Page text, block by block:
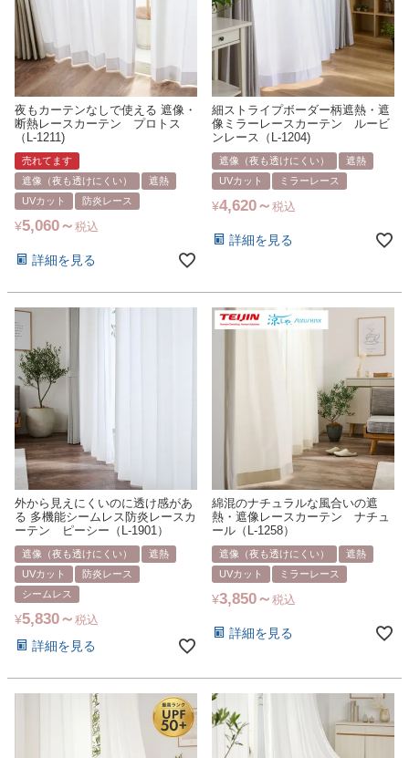
夜もカーテンなしで使える 遮像・
断熱レースカーテン プロトス
（L-1211)
売れてます
遮像（夜も透けにくい）
遮熱
UVカット
防炎レース
¥5,060 税込
詳細を見る
細ストライプボーダー柄遮熱・遮
像ミラーレースカーテン ルービ
ンレース（L-1204)
遮像（夜も透けにくい）
遮熱
UVカット
ミラーレース
¥4,620 税込
詳細を見る
外から見えにくいのに透け感があ
る 多機能シームレス防炎レースカ
ーテン ピーシー（L-1901）
遮像（夜も透けにくい）
遮熱
UVカット
防炎レース
シームレス
¥5,830 税込
詳細を見る
綿混のナチュラルな風合いの遮
熱・遮像レースカーテン ナチュ
ール（L-1258）
遮像（夜も透けにくい）
遮熱
UVカット
ミラーレース
¥3,850 税込
詳細を見る